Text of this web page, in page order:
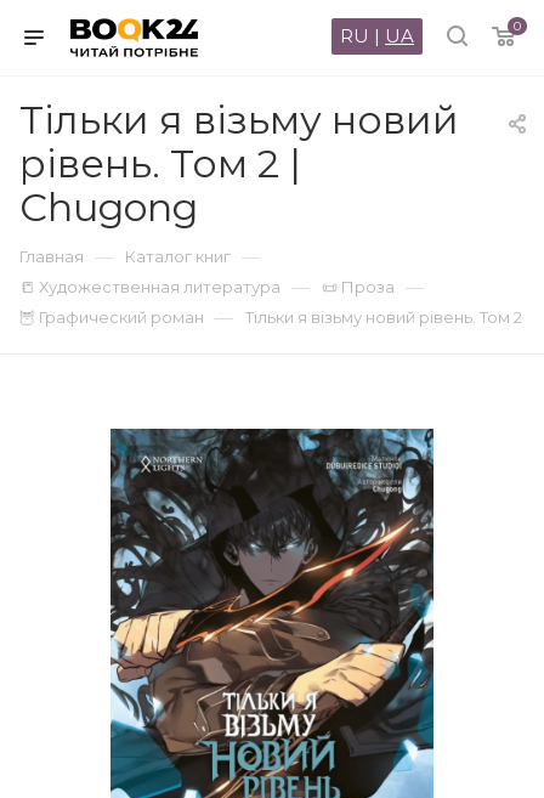
0
RU | UA
Тільки я візьму новий
рівень. Том 2 |
Chugong
Главная — Каталог книг —
📒 Художественная литература — 📜 Проза —
🦉 Графический роман — Тільки я візьму новий рівень. Том 2